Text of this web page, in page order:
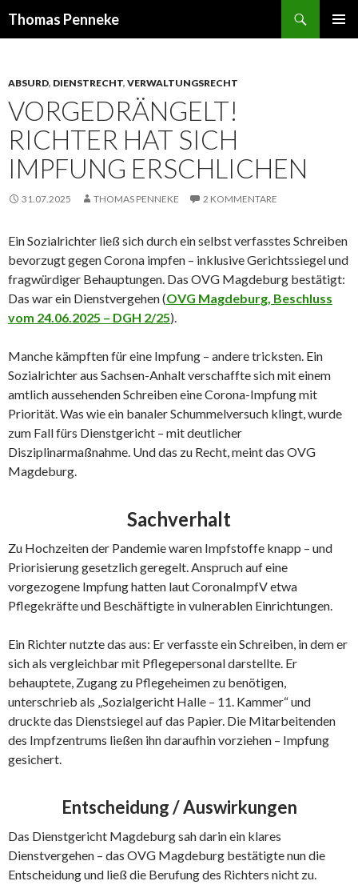
Thomas Penneke
ABSURD, DIENSTRECHT, VERWALTUNGSRECHT
VORGEDRÄNGELT!
RICHTER HAT SICH
IMPFUNG ERSCHLICHEN
31.07.2025 THOMAS PENNEKE 2 KOMMENTARE
Ein Sozialrichter ließ sich durch ein selbst verfasstes Schreiben
bevorzugt gegen Corona impfen – inklusive Gerichtssiegel und
fragwürdiger Behauptungen. Das OVG Magdeburg bestätigt:
Das war ein Dienstvergehen (OVG Magdeburg, Beschluss
vom 24.06.2025 – DGH 2/25).
Manche kämpften für eine Impfung – andere tricksten. Ein
Sozialrichter aus Sachsen-Anhalt verschaffte sich mit einem
amtlich aussehenden Schreiben eine Corona-Impfung mit
Priorität. Was wie ein banaler Schummelversuch klingt, wurde
zum Fall fürs Dienstgericht – mit deutlicher
Disziplinarmaßnahme. Und das zu Recht, meint das OVG
Magdeburg.
Sachverhalt
Zu Hochzeiten der Pandemie waren Impfstoffe knapp – und
Priorisierung gesetzlich geregelt. Anspruch auf eine
vorgezogene Impfung hatten laut CoronaImpfV etwa
Pflegekräfte und Beschäftigte in vulnerablen Einrichtungen.
Ein Richter nutzte das aus: Er verfasste ein Schreiben, in dem er
sich als vergleichbar mit Pflegepersonal darstellte. Er
behauptete, Zugang zu Pflegeheimen zu benötigen,
unterschrieb als „Sozialgericht Halle – 11. Kammer“ und
druckte das Dienstsiegel auf das Papier. Die Mitarbeitenden
des Impfzentrums ließen ihn daraufhin vorziehen – Impfung
gesichert.
Entscheidung / Auswirkungen
Das Dienstgericht Magdeburg sah darin ein klares
Dienstvergehen – das OVG Magdeburg bestätigte nun die
Entscheidung und ließ die Berufung des Richters nicht zu.